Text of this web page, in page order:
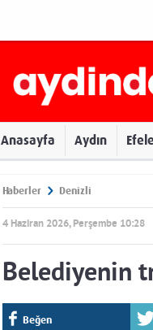
Anasayfa Aydın
Haberler Denizli
4 Haziran 2026, Perşembe 10:28
Belediyenin
Beğen